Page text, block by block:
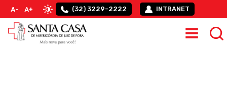
A- A+ (32) 3229-2222 INTRANET